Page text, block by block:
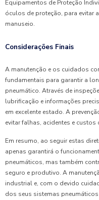
Equipamentos de Proteção
óculos de proteção, para evitar
manuseio.
Considerações Finais
A manutenção e os cuidados
fundamentais para garantir a
pneumático. Através de
lubrificação e informações
em excelente estado. A
evitar falhas, acidentes e
Em resumo, ao seguir estas
apenas garantirá o
pneumáticos, mas também
seguro e produtivo. A
industrial e, com o devido
dos seus sistemas